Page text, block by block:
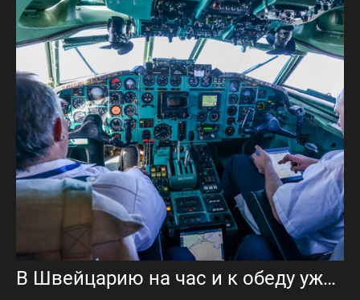
В Швейцарию на час и к обеду уже в офисе